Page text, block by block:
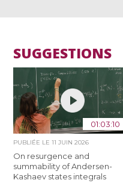
SUGGESTIONS
01:03:10
PUBLIÉE LE11 JUIN 2026
On resurgence and
summability of Andersen-
Kashaev states integrals